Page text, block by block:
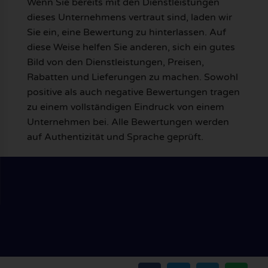
dieses Unternehmens vertraut sind, laden wir
Sie ein, eine Bewertung zu hinterlassen. Auf
diese Weise helfen Sie anderen, sich ein gutes
Bild von den Dienstleistungen, Preisen,
Rabatten und Lieferungen zu machen. Sowohl
positive als auch negative Bewertungen tragen
zu einem vollständigen Eindruck von einem
Unternehmen bei. Alle Bewertungen werden
auf Authentizität und Sprache geprüft.